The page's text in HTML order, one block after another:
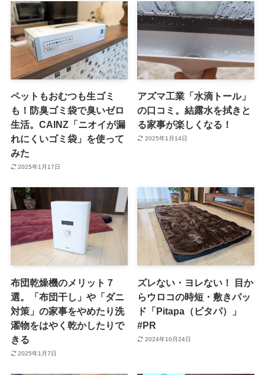
ペットもおむつも生ゴミ
も！防臭ゴミ袋で臭いゼロ
生活。CAINZ「ニオイが漏
れにくいゴミ袋」を使って
みた
2025年1月17日
アズマ工業「水滴トール」
の口コミ。結露水を拭きと
る家事が楽しくなる！
2025年1月14日
布団乾燥機のメリット７
選。「布団干し」や「ダニ
対策」の家事をやめたり洗
濯物をはやく乾かしたりで
きる
2025年1月7日
ズレない・ヨレない！ 目か
らウロコの時短・敷きパッ
ド「Pitapa（ピタパ）」
#PR
2024年10月24日